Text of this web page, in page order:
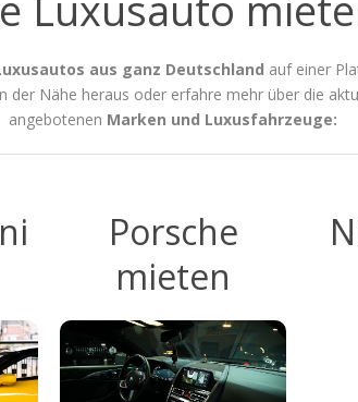
aus ganz Deutschland auf einer
der Nähe heraus oder erfahre mehr über die
angebotenen Marken und Luxusfahrzeuge:
Porsche
mieten